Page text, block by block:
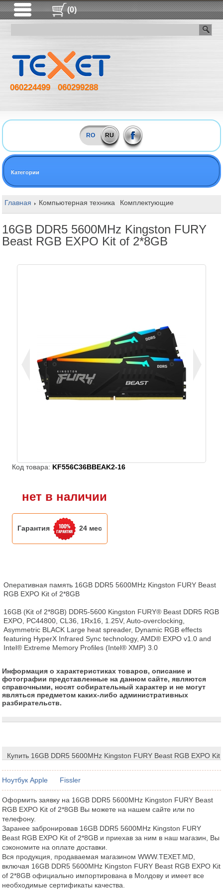
(0)
060224499 060299288
RO RU
Категории
Главная Компьютерная техника Комплектующие
16GB DDR5 5600MHz Kingston FURY
Beast RGB EXPO Kit of 2*8GB
Код товара: KF556C36BBEAK2-16
нет в наличии
Гарантия 24 мес
Оперативная память 16GB DDR5 5600MHz Kingston FURY Beast
RGB EXPO Kit of 2*8GB
16GB (Kit of 2*8GB) DDR5-5600 Kingston FURY® Beast DDR5 RGB
EXPO, PC44800, CL36, 1Rx16, 1.25V, Auto-overclocking,
Asymmetric BLACK Large heat spreader, Dynamic RGB effects
featuring HyperX Infrared Sync technology, AMD® EXPO v1.0 and
Intel® Extreme Memory Profiles (Intel® XMP) 3.0
Информация о характеристиках товаров, описание и
фотографии представленные на данном сайте, являются
справочными, носят собирательный характер и не могут
являться предметом каких-либо административных
разбирательств.
Купить 16GB DDR5 5600MHz Kingston FURY Beast RGB EXPO
Ноутбук Apple Fissler
Оформить заявку на 16GB DDR5 5600MHz Kingston FURY Beast
RGB EXPO Kit of 2*8GB Вы можете на нашем сайте или по
телефону.
Заранее забронировав 16GB DDR5 5600MHz Kingston FURY
Beast RGB EXPO Kit of 2*8GB и приехав за ним в наш магазин, Вы
сэкономите на оплате доставки.
Вся продукция, продаваемая магазином WWW.TEXET.MD,
включая 16GB DDR5 5600MHz Kingston FURY Beast RGB EXPO Kit
of 2*8GB официально импортирована в Молдову и имеет все
необходимые сертификаты качества.